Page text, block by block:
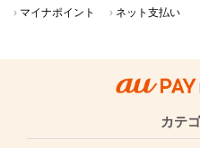
マイナポイント
ネット支払い
カテ